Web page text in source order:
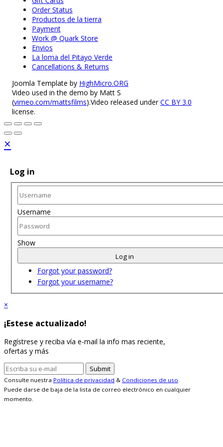
Order Status
Productos de la tierra
Payment
Work @ Quark Store
Envios
La loma del Pitayo Verde
Cancellations & Returns
Joomla Template by HighMicro.ORG
Video used in the demo by Matt S
(vimeo.com/mattsfilms).Video released underCC BY 3.0
license.
×
Log in
Username
Show
Log in
Forgot your password?
Forgot your username?
×
¡Estese actualizado!
Regístrese y reciba vía e-mail la info mas reciente,
ofertas y más
Consulte nuestra Política de privacidad & Condiciones de uso
Puede darse de baja de la lista de correo electrónico en cualquier
momento.